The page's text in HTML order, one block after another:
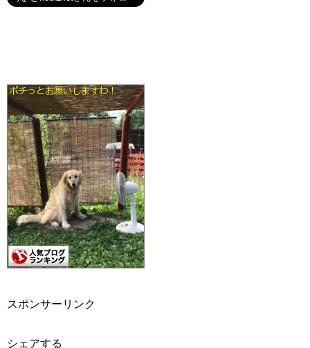
スポンサーリンク
シェアする